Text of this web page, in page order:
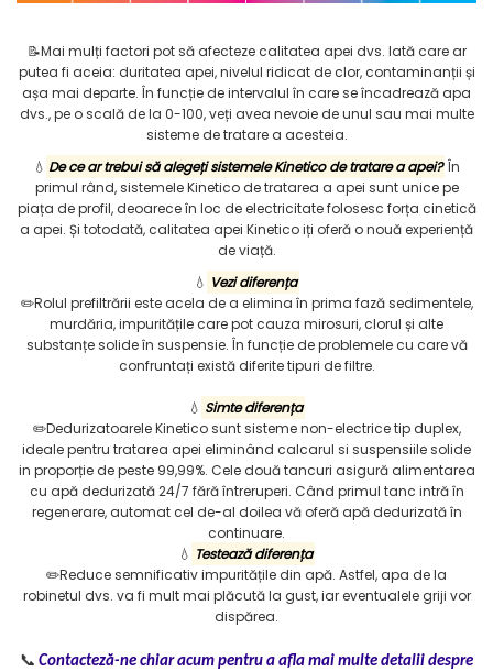
📝Mai mulți factori pot să afecteze calitatea apei dvs. Iată care ar
putea fi aceia: duritatea apei, nivelul ridicat de clor, contaminanții și
așa mai departe. În funcție de intervalul în care se încadrează apa
dvs., pe o scală de la 0-100, veți avea nevoie de unul sau mai multe
sisteme de tratare a acesteia.
💧 De ce ar trebui să alegeți sistemele Kinetico de tratare a apei? În
primul rând, sistemele Kinetico de tratarea a apei sunt unice pe
piața de profil, deoarece în loc de electricitate folosesc forța cinetică
a apei. Și totodată, calitatea apei Kinetico iți oferă o nouă experiență
de viață.
💧 Vezi diferența
✏️Rolul prefiltrării este acela de a elimina în prima fază sedimentele,
murdăria, impuritățile care pot cauza mirosuri, clorul și alte
substanțe solide în suspensie. În funcție de problemele cu care vă
confruntați există diferite tipuri de filtre.
💧 Simte diferența
✏️Dedurizatoarele Kinetico sunt sisteme non-electrice tip duplex,
ideale pentru tratarea apei eliminând calcarul si suspensiile solide
in proporție de peste 99,99%. Cele două tancuri asigură alimentarea
cu apă dedurizată 24/7 fără întreruperi. Când primul tanc intră în
regenerare, automat cel de-al doilea vă oferă apă dedurizată în
continuare.
💧 Testează diferența
✏️Reduce semnificativ impuritățile din apă. Astfel, apa de la
robinetul dvs. va fi mult mai plăcută la gust, iar eventualele griji vor
dispărea.
📞 Contacteză-ne chiar acum pentru a afla mai multe detalii despre